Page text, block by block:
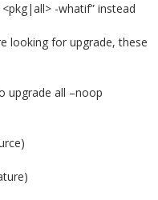
-whatif” instead
looking for upgrade, these
upgrade all –noop